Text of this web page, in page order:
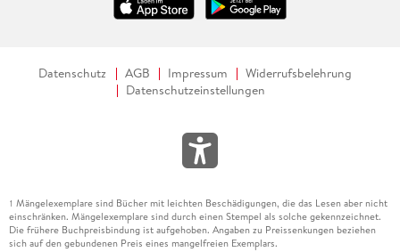
Datenschutz AGB Impressum
Widerrufsbelehrung
Datenschutzeinstellungen
1 Mängelexemplare sind Bücher mit leichten Beschädigungen, die das Lesen aber nicht
einschränken. Mängelexemplare sind durch einen Stempel als solche gekennzeichnet.
Die frühere Buchpreisbindung ist aufgehoben. Angaben zu Preissenkungen beziehen
sich auf den gebundenen Preis eines mangelfreien Exemplars.